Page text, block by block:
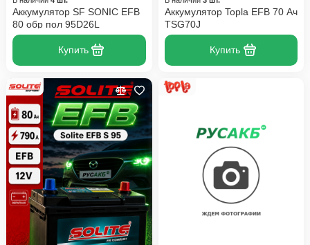
Аккумулятор SF SONIC EFB
80 обр пол 95D26L
Купить
Аккумулятор Topla EFB 70 Ач
TSG70J
Купить